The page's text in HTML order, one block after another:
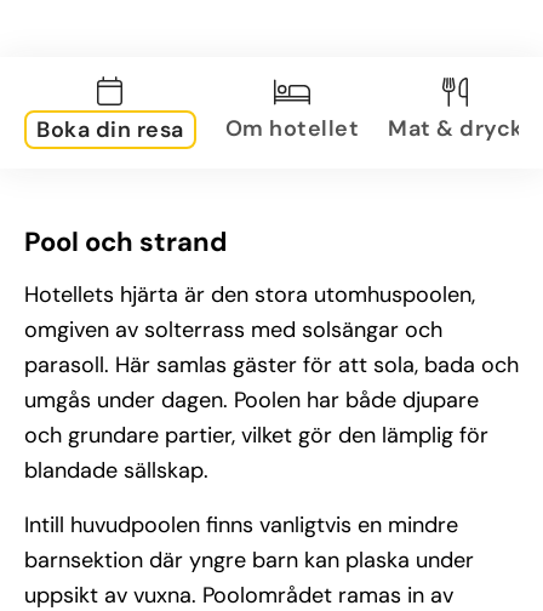
Boka din resa Om hotellet Mat & dryck
Pool och strand
Hotellets hjärta är den stora utomhuspoolen,
omgiven av solterrass med solsängar och
parasoll. Här samlas gäster för att sola, bada och
umgås under dagen. Poolen har både djupare
och grundare partier, vilket gör den lämplig för
blandade sällskap.
Intill huvudpoolen finns vanligtvis en mindre
barnsektion där yngre barn kan plaska under
uppsikt av vuxna. Poolområdet ramas in av